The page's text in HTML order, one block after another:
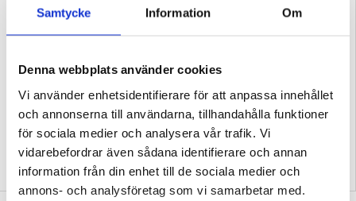
Samtycke Information Om
Denna webbplats använder cookies
Vi använder enhetsidentifierare för att anpassa innehållet
och annonserna till användarna, tillhandahålla funktioner
för sociala medier och analysera vår trafik. Vi
vidarebefordrar även sådana identifierare och annan
information från din enhet till de sociala medier och
annons- och analysföretag som vi samarbetar med.
Det är viktigt att påpeka att inte alla telefoner med vattenskador kan repareras,
telefonen inte kan repareras.
2. När köpet är klart, skriv ditt ordernummer på utsidan av förpackningen /
Relaterade kategorier:Mobiltillbehör ,Xiaomi Skal & Tillbehör , Xiaomi Redmi 15
Skal & Tillbehör